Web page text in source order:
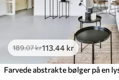
189.07kr113.44 kr